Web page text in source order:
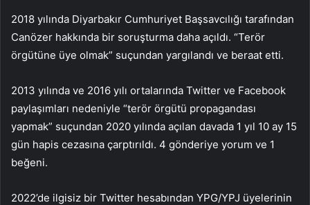
2018 yılında Diyarbakır Cumhuriyet Başsavcılığı tarafından
Canözer hakkında bir soruşturma daha açıldı. “Terör
örgütüne üye olmak” suçundan yargılandı ve beraat etti.
2013 yılında ve 2016 yılı ortalarında Twitter ve Facebook
paylaşımları nedeniyle “terör örgütü propagandası
yapmak” suçundan 2020 yılında açılan davada 1 yıl 10 ay 15
gün hapis cezasına çarptırıldı. 4 gönderiye yorum ve 1
beğeni.
2022’de ilgisiz bir Twitter hesabından YPG/YPJ üyelerinin